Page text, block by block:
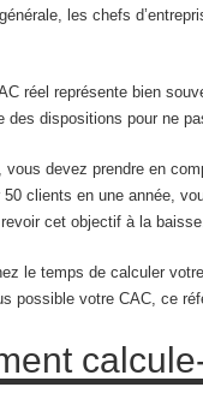
les chefs
réel représente bien
des dispositions pour ne
vous devez prendre en
50 clients en une année,
cet objectif à la
le temps de calculer
possible votre CAC, ce